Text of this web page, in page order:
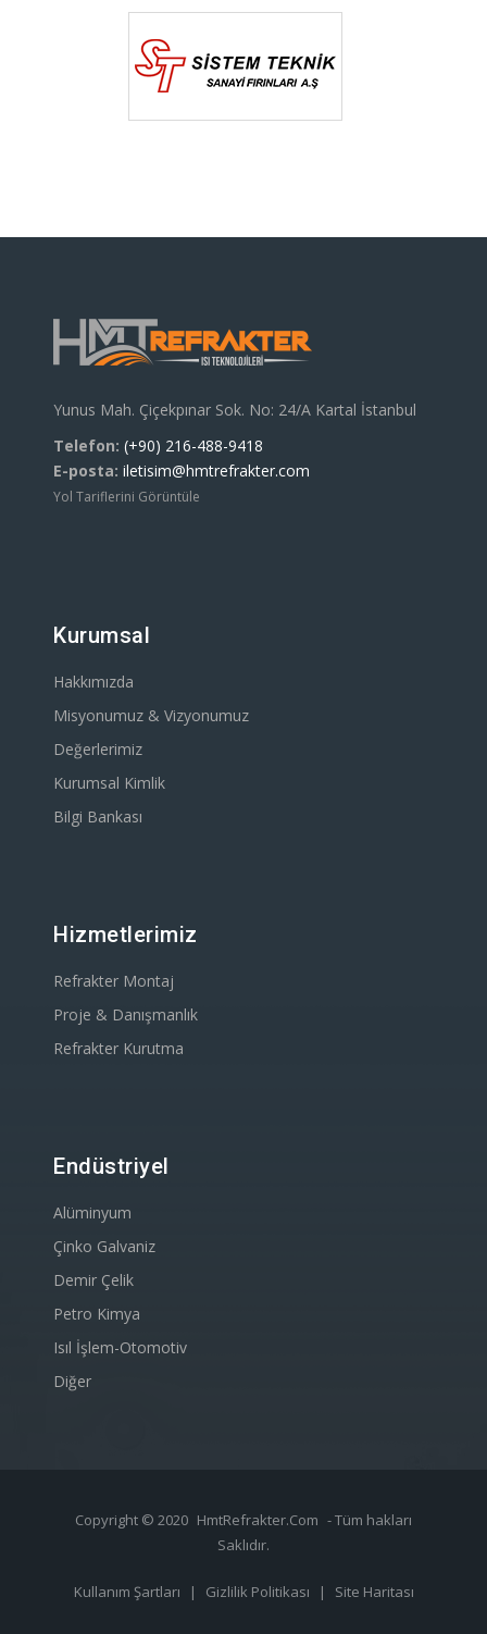
Yunus Mah. Çiçekpınar Sok. No: 24/A Kartal İstanbul
Telefon: (+90) 216-488-9418
E-posta: iletisim@hmtrefrakter.com
Yol Tariflerini Görüntüle
Kurumsal
Hakkımızda
Misyonumuz & Vizyonumuz
Değerlerimiz
Kurumsal Kimlik
Bilgi Bankası
Hizmetlerimiz
Refrakter Montaj
Proje & Danışmanlık
Refrakter Kurutma
Endüstriyel
Alüminyum
Çinko Galvaniz
Demir Çelik
Petro Kimya
Isıl İşlem-Otomotiv
Diğer
Copyright © 2020 HmtRefrakter.Com - Tüm hakları
Saklıdır.
Kullanım Şartları | Gizlilik Politikası | Site Haritası